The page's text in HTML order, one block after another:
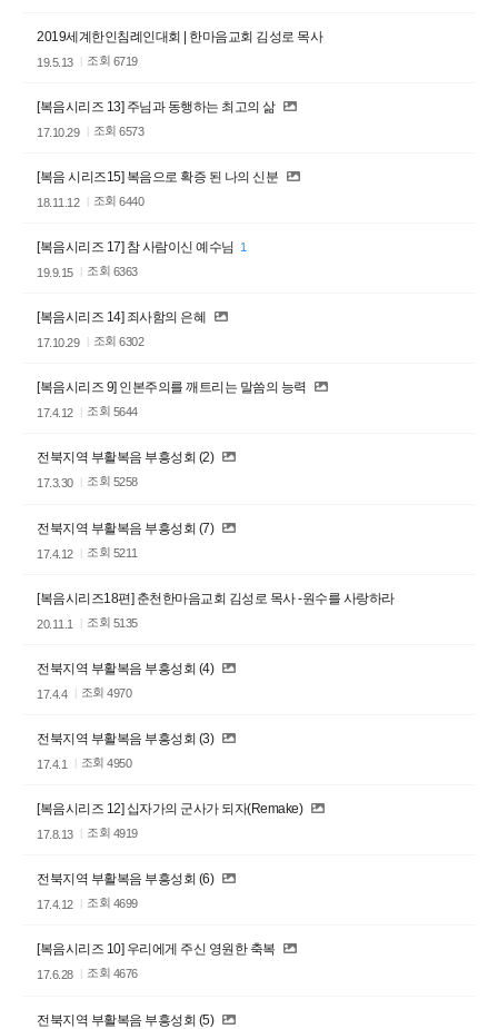
2019세계한인침례인대회 | 한마음교회 김성로 목사
19.5.13 조회 6719
[복음시리즈 13] 주님과 동행하는 최고의 삶
17.10.29 조회6573
[복음 시리즈15] 복음으로 확증 된 나의 신분
18.11.12 조회6440
[복음시리즈 17] 참 사람이신 예수님
1
19.9.15
조회 6363
[복음시리즈 14] 죄사함의 은혜
17.10.29 조회6302
[복음시리즈 9] 인본주의를 깨트리는 말씀의 능력
17.4.12 조회 5644
전북지역 부활복음 부흥성회 (2)
17.3.30 조회 5258
전북지역 부활복음 부흥성회 (7)
17.4.12 조회 5211
[복음시리즈18편] 춘천한마음교회 김성로 목사 -원수를 사랑하라
20.11.1 조회 5135
전북지역 부활복음 부흥성회 (4)
17.4.4 조회4970
전북지역 부활복음 부흥성회 (3)
17.4.1 조회4950
[복음시리즈 12] 십자가의 군사가 되자(Remake)
17.8.13 조회 4919
전북지역 부활복음 부흥성회 (6)
17.4.12 조회 4699
[복음시리즈 10] 우리에게 주신 영원한 축복
17.6.28 조회 4676
전북지역 부활복음 부흥성회 (5)